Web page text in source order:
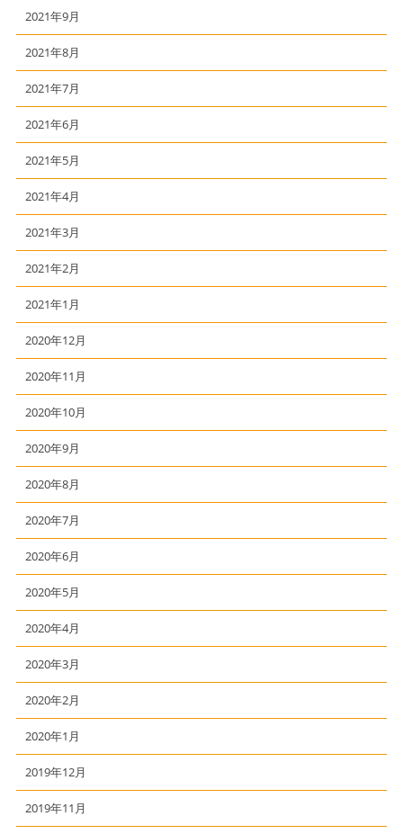
2021年9月
2021年8月
2021年7月
2021年6月
2021年5月
2021年4月
2021年3月
2021年2月
2021年1月
2020年12月
2020年11月
2020年10月
2020年9月
2020年8月
2020年7月
2020年6月
2020年5月
2020年4月
2020年3月
2020年2月
2020年1月
2019年12月
2019年11月